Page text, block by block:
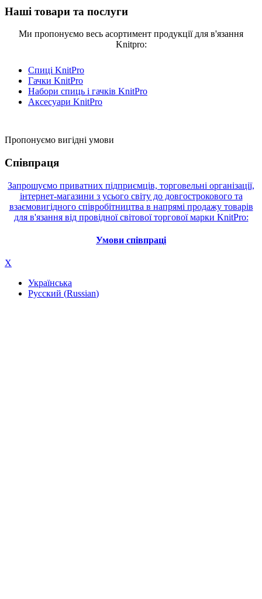
Наші товари та послуги
Ми пропонуємо весь асортимент продукції для в'язання
Knitpro:
Спиці KnitPro
Гачки KnitPro
Набори спиць і гачків KnitPro
Аксесуари KnitPro
Пропонуємо вигідні умови
Співпраця
Запрошуємо приватних підприємців, торговельні організації,
інтернет-магазини з усього світу до довгострокового та
взаємовигідного співробітництва в напрямі продажу товарів
для в'язання від провідної світової торгової марки KnitPro:
Умови співпраці
X
Українська
Русский (Russian)